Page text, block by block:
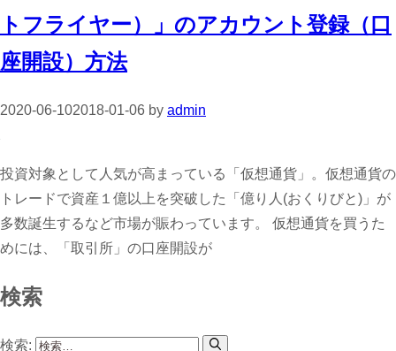
トフライヤー）」のアカウント登録（口
座開設）方法
2020-06-102018-01-06 by admin
投資対象として人気が高まっている「仮想通貨」。仮想通貨の
トレードで資産１億以上を突破した「億り人(おくりびと)」が
多数誕生するなど市場が賑わっています。 仮想通貨を買うた
めには、「取引所」の口座開設が
検索
検索: